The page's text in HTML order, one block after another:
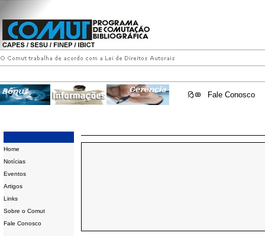
Fale Conosco
Home
Notícias
Eventos
Artigos
Links
Sobre o Comut
Fale Conosco